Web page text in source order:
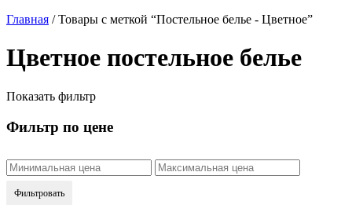
Главная / Товары с меткой “Постельное белье - Цветное”
Цветное постельное белье
Показать фильтр
Фильтр по цене
Фильтровать